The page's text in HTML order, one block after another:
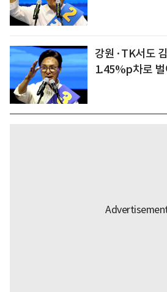
강원·TK서도
1.45%p차로 벌